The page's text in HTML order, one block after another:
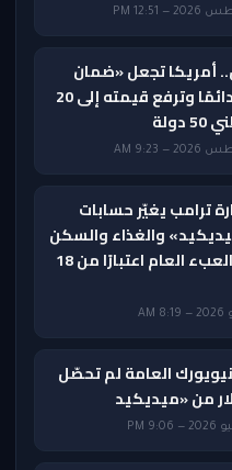
أمريكا تجعل «ضمان
تأشيرة الزيارة» دائمًا وترفع قيمته إلى 20
ترامب يغيّر حسابات
والغذاء والسكن
قد تدخل تقييم العبء العام اعتبارًا من 18
العامة لم تحصّل